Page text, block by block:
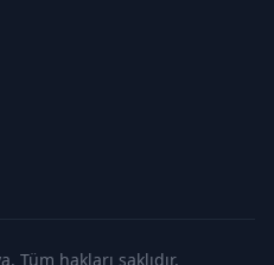
Tüm hakları saklıdır.